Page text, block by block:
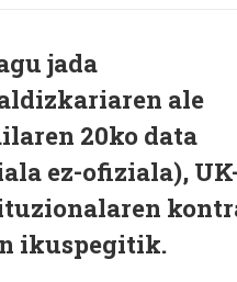
jada
ale
20ko data
ez-ofiziala),
ikuspegitik.